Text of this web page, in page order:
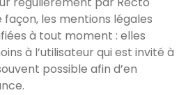
façon, les mentions légales
à tout moment : elles
à l’utilisateur qui est invité à
possible afin d’en